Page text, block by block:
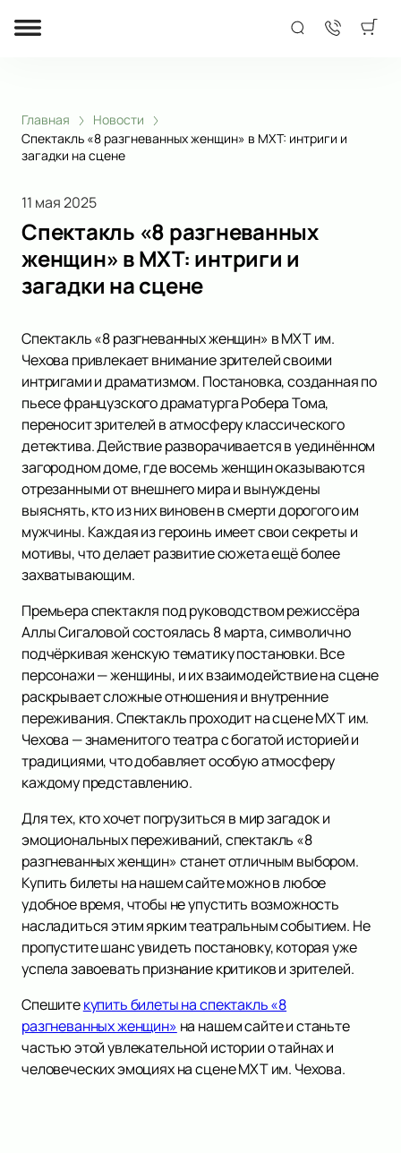
Главная
Новости
Спектакль «8 разгневанных женщин» в МХТ: интриги и
загадки на сцене
11 мая 2025
Спектакль «8 разгневанных
женщин» в МХТ: интриги и
загадки на сцене
Спектакль «8 разгневанных женщин» в МХТ им.
Чехова привлекает внимание зрителей своими
интригами и драматизмом. Постановка, созданная по
пьесе французского драматурга Робера Тома,
переносит зрителей в атмосферу классического
детектива. Действие разворачивается в уединённом
загородном доме, где восемь женщин оказываются
отрезанными от внешнего мира и вынуждены
выяснять, кто из них виновен в смерти дорогого им
мужчины. Каждая из героинь имеет свои секреты и
мотивы, что делает развитие сюжета ещё более
захватывающим.
Премьера спектакля под руководством режиссёра
Аллы Сигаловой состоялась 8 марта, символично
подчёркивая женскую тематику постановки. Все
персонажи — женщины, и их взаимодействие на сцене
раскрывает сложные отношения и внутренние
переживания. Спектакль проходит на сцене МХТ им.
Чехова — знаменитого театра с богатой историей и
традициями, что добавляет особую атмосферу
каждому представлению.
Для тех, кто хочет погрузиться в мир загадок и
эмоциональных переживаний, спектакль «8
разгневанных женщин» станет отличным выбором.
Купить билеты на нашем сайте можно в любое
удобное время, чтобы не упустить возможность
насладиться этим ярким театральным событием. Не
пропустите шанс увидеть постановку, которая уже
успела завоевать признание критиков и зрителей.
Спешитекупить билеты на спектакль «8
разгневанных женщин» на нашем сайте и станьте
частью этой увлекательной истории о тайнах и
человеческих эмоциях на сцене МХТ им. Чехова.